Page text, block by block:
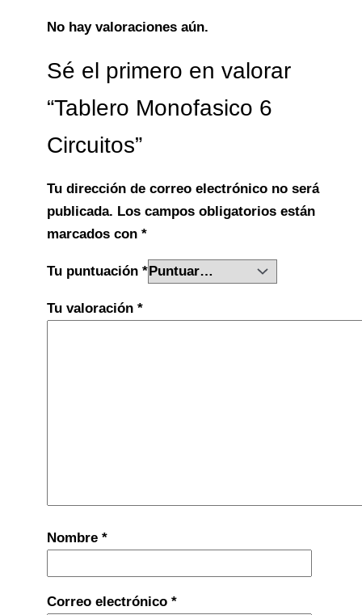
No hay valoraciones aún.
Sé el primero en valorar
“Tablero Monofasico 6
Circuitos”
Tu dirección de correo electrónico no será
publicada. Los campos obligatorios están
marcados con *
Tu puntuación *
Tu valoración *
Nombre *
Correo electrónico *